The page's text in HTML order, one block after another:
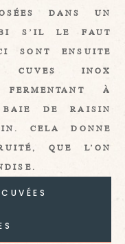
DANS UN
S’IL LE FAUT
SONT ENSUITE
CUVES INOX
À
BAIE DE RAISIN
CELA DONNE
QUE L’ON